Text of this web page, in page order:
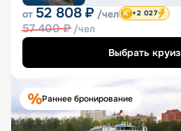
от 52 808 ₽ /чел
57 400₽ /чел
+2 027
Выбрать круиз
Раннее бронирование